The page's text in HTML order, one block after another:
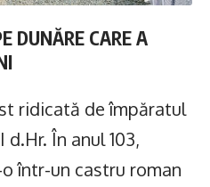
DUNĂRE CARE A
ridicată de împăratul
În anul 103,
într-un castru roman